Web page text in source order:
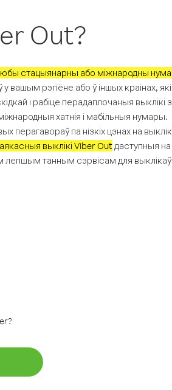
Out?
стацыянарны або міжнародны
вашым рэгіёне або ў іншых краінах,
і рабіце перадаплочаныя выклікі з
хатнія і мабільныя нумары.
перагавораў па нізкіх цэнах на
выклікі Viber Outдаступныя на
танным сэрвісам для